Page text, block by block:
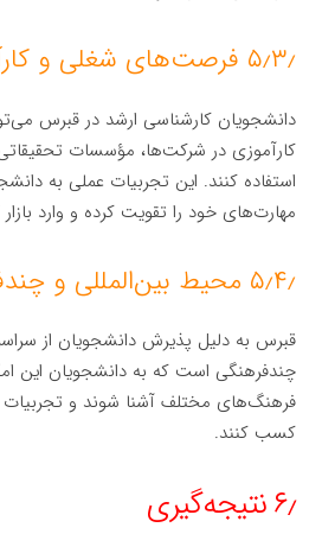
۵٫۳٫ فرصت‌های شغلی و کارآموزی
دانشجویان کارشناسی ارشد در قبرس
کارآموزی در شرکت‌ها، مؤسسات
استفاده کنند. این تجربیات عملی به
مهارت‌های خود را تقویت کرده و وارد
۵٫۴٫ محیط بین‌المللی و چندفرهنگی
قبرس به دلیل پذیرش دانشجویان از
چندفرهنگی است که به دانشجویان این
فرهنگ‌های مختلف آشنا شوند و تجربیات
کسب کنند.
۶٫ نتیجه‌گیری